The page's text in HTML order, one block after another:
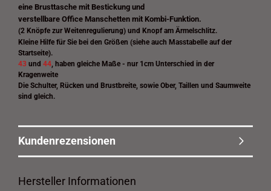
eine Brusttasche mit Bestickung und
verstellbare Office Manschetten mit Kombi-Funktion.
(2 Knöpfe zur Weitenregulierung) und Knopf am Ärmelschlitz.
Kleine Hilfe für Sie bei den Größen (siehe auch Masstabelle auf der
Startseite).
43 und 44, haben gleiche Maße - nur 1cm Unterschied in der
Kragenweite
Die Schulter, Rücken und Brustbreite, sowie Ober, Taillen und Saumweite
sind gleich.
Kundenrezensionen
Hersteller Informationen